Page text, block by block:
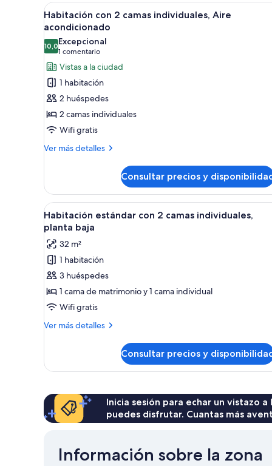
Abrir
todas
las
fotos
de
Habitación
con
2
camas
individuales,
Aire
Un balcón con mesa y sillas
7
Habitación con 2 camas individuales, Aire
acondicionado
10,010,0 de 10
Excepcional
1 comentario
(1 comentario)
Vistas a la ciudad
1 habitación
2 huéspedes
2 camas individuales
Wifi gratis
Ver más detalles
Más
con
camas
individuales,
Aire
acondicionado
Consultar precios y
Abrir
todas
las
fotos
de
Habitación
estándar
con
2
planta
baja
Habitación estándar con 2
6
Habitación estándar con 2 camas individuales,
planta baja
32 m²
1 habitación
3 huéspedes
1 cama de matrimonio y 1 cama individual
Wifi gratis
Ver más detalles
Más
estándar
camas
individuales,
planta
Consultar precios y
Inicia sesión para echar un vistazo
puedes disfrutar. Cuantas más
Información sobre la zona